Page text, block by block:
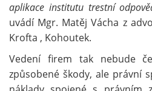
aplikace institutu trestní
uvádí Mgr. Matěj Vácha z
Krofta , Kohoutek.
Vedení firem tak nebude
způsobené škody, ale právní